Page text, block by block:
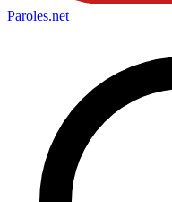
Paroles.net